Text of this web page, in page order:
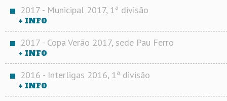
2017 - Municipal 2017, 1ª divisão
+ INFO
2017 - Copa Verão 2017, sede Pau Ferro
+ INFO
2016 - Interligas 2016, 1ª divisão
+ INFO